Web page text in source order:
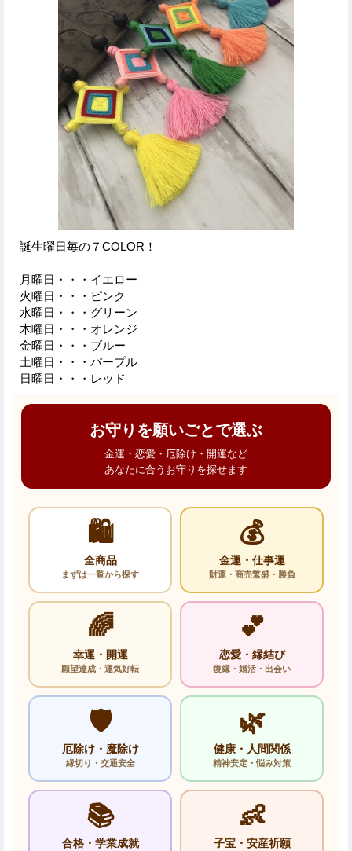
誕生曜日毎の７COLOR！
月曜日・・・イエロー
火曜日・・・ピンク
水曜日・・・グリーン
木曜日・・・オレンジ
金曜日・・・ブルー
土曜日・・・パープル
日曜日・・・レッド
お守りを願いごとで選ぶ
金運・恋愛・厄除け・開運など
あなたに合うお守りを探せます
🛍️
全商品
まずは一覧から探す
💰
金運・仕事運
財運・商売繁盛・勝負
🌈
幸運・開運
願望達成・運気好転
💕
恋愛・縁結び
復縁・婚活・出会い
🛡️
厄除け・魔除け
縁切り・交通安全
🌿
健康・人間関係
精神安定・悩み対策
📚
合格・学業成就
👶
子宝・安産祈願